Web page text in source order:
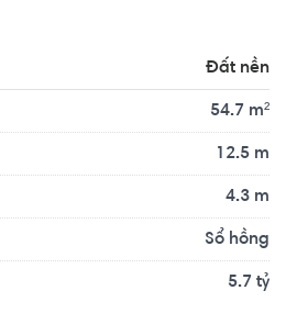
ích về y tế, giáo dục và giải trí.
Đất nền
54.7 m²
12.5 m
4.3 m
Sổ hồng
5.7 tỷ